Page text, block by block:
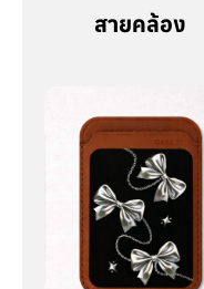
สายคล้อง